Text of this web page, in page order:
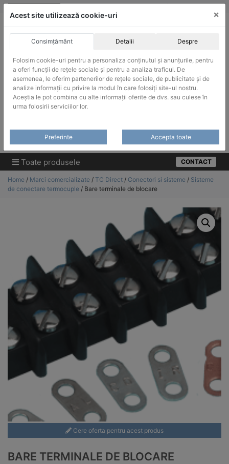
Skip
ACHIZITII PUBLICE
Produsele pot fi achizitionate si in sistemul SEAP / SICAP
Products
Toate produsele CONTACT
Home / Marci comercializate / TC Direct / Conectori si sisteme / Sisteme
de conectare termocuple / Bare terminale de blocare
Cere oferta pentru acest produs
BARE TERMINALE DE BLOCARE
Acest site utilizează cookie-uri ×
Consimțământ Detalii Despre
Folosim cookie-uri pentru a personaliza conținutul și anunțurile, pentru
a oferi funcții de rețele sociale și pentru a analiza traficul. De
asemenea, le oferim partenerilor de rețele sociale, de publicitate și de
analize informații cu privire la modul în care folosiți site-ul nostru.
Aceștia le pot combina cu alte informații oferite de dvs. sau culese în
urma folosirii serviciilor lor.
Preferinte Accepta toate